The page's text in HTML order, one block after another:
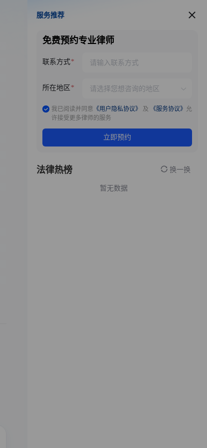
服务推荐
服务推荐
免费预约专业律师
联系方式
所在地区
我已阅读并同意 《用户隐私协议》 及 《服务协议》 允
许接受更多律师的服务
立即预约
法律热榜 换一换
暂无数据